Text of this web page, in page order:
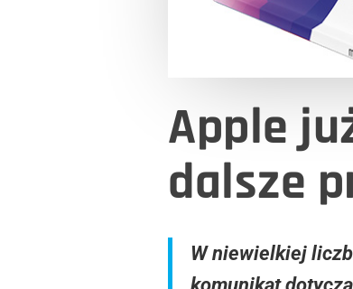
Apple
dalsze
W niewielkiej